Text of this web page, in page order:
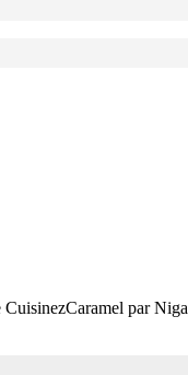
CuisinezCaramel par